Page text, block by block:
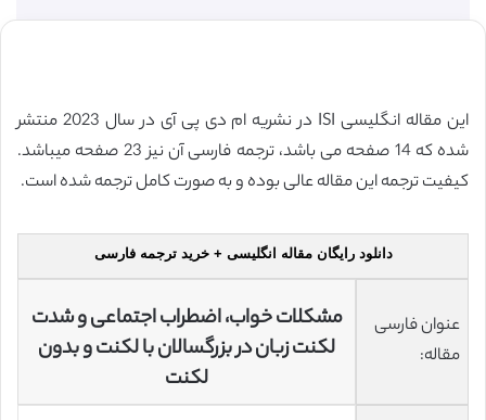
این مقاله انگلیسی ISI در نشریه ام دی پی آی در سال 2023 منتشر
شده که 14 صفحه می باشد، ترجمه فارسی آن نیز 23 صفحه میباشد.
کیفیت ترجمه این مقاله عالی بوده و به صورت کامل ترجمه شده است.
دانلود رایگان مقاله انگلیسی + خرید ترجمه فارسی
عنوان فارسی
مقاله:
مشکلات خواب، اضطراب اجتماعی و شدت
لکنت زبان در بزرگسالان با لکنت و بدون
لکنت